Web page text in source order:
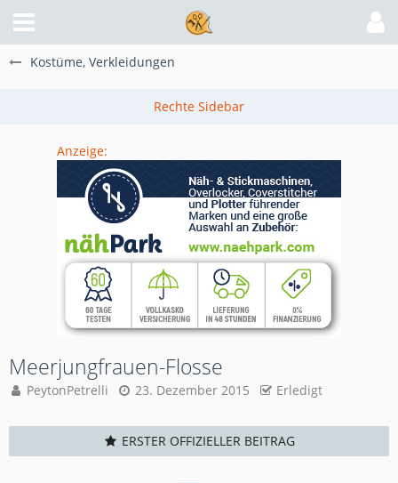
Kostüme, Verkleidungen
Anzeige:
Meerjungfrauen-Flosse
PeytonPetrelli 23. Dezember 2015 Erledigt
ERSTER OFFIZIELLER BEITRAG